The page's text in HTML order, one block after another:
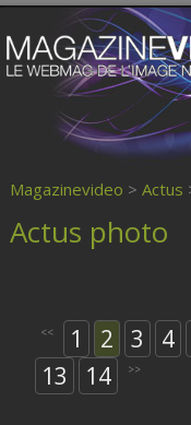
Magazinevideo > Actus
Actus photo
<<
1 2 3 4
13
14 >>